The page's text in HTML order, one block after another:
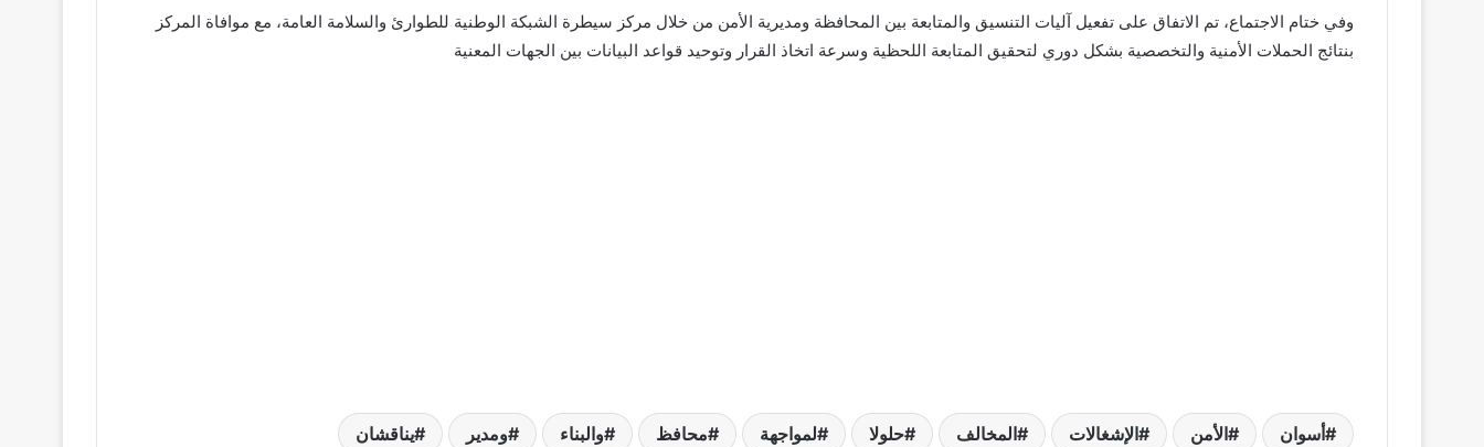
وفي ختام الاجتماع، تم الاتفاق على تفعيل آليات التنسيق والمتابعة بين المحافظة ومديرية الأمن من خلال مركز سيطرة الشبكة الوطنية للطوارئ والسلامة العامة، مع موافاة المركز
بنتائج الحملات الأمنية والتخصصية بشكل دوري لتحقيق المتابعة اللحظية وسرعة اتخاذ القرار وتوحيد قواعد البيانات بين الجهات المعنية
أسوان الأمن الإشغالات المخالف حلولا لمواجهة محافظ والبناء ومدير يناقشان